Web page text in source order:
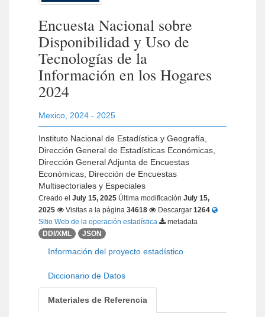
Encuesta Nacional sobre
Disponibilidad y Uso de
Tecnologías de la
Información en los Hogares
2024
Mexico 2024 - 2025
Instituto Nacional de Estadística y Geografía,
Dirección General de Estadísticas Económicas,
Dirección General Adjunta de Encuestas
Económicas, Dirección de Encuestas
Multisectoriales y Especiales
Creado el July 15, 2025 Última modificación July 15,
2025
Visitas a la página 34618 Descargar 1264
Sitio Web de la operación estadística
metadata
DDI/XML
JSON
Información del proyecto estadístico
Diccionario de Datos
Materiales de Referencia